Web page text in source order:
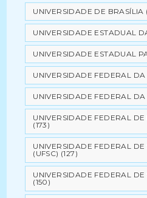
UNIVERSIDADE DE BRASÍLIA
UNIVERSIDADE ESTADUAL
UNIVERSIDADE ESTADUAL
UNIVERSIDADE FEDERAL
UNIVERSIDADE FEDERAL
UNIVERSIDADE FEDERAL
(173)
UNIVERSIDADE FEDERAL
(UFSC) (127)
UNIVERSIDADE FEDERAL
(150)